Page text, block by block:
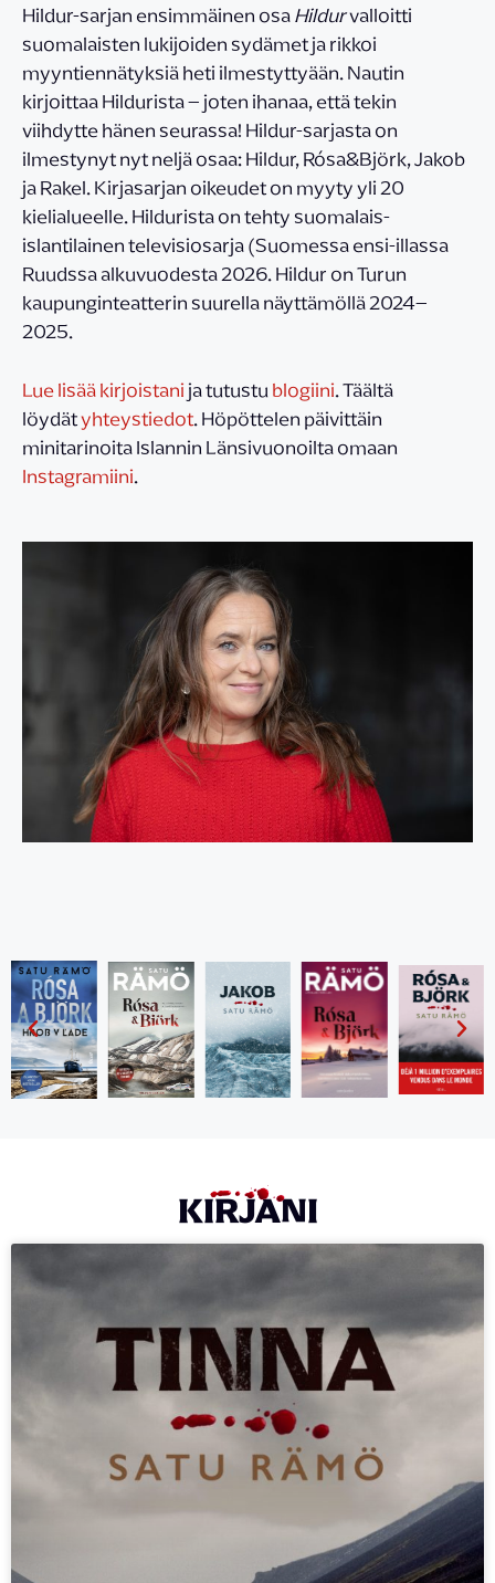
Hildur-sarjan ensimmäinen osaHildurvalloitti
suomalaisten lukijoiden sydämet ja rikkoi
myyntiennätyksiä heti ilmestyttyään. Nautin
kirjoittaa Hildurista – joten ihanaa, että tekin
viihdytte hänen seurassa! Hildur-sarjasta on
ilmestynyt nyt neljä osaa: Hildur, Rósa&Björk, Jakob
ja Rakel. Kirjasarjan oikeudet on myyty yli 20
kielialueelle. Hildurista on tehty suomalais-
islantilainen televisiosarja (Suomessa ensi-illassa
Ruudssa alkuvuodesta 2026. Hildur on Turun
kaupunginteatterin suurella näyttämöllä 2024–
2025.
Lue lisää kirjoistanija tutustublogiini. Täältä
löydätyhteystiedot. Höpöttelen päivittäin
minitarinoita Islannin Länsivuonoilta omaan
Instagramiini.
KIRJANI